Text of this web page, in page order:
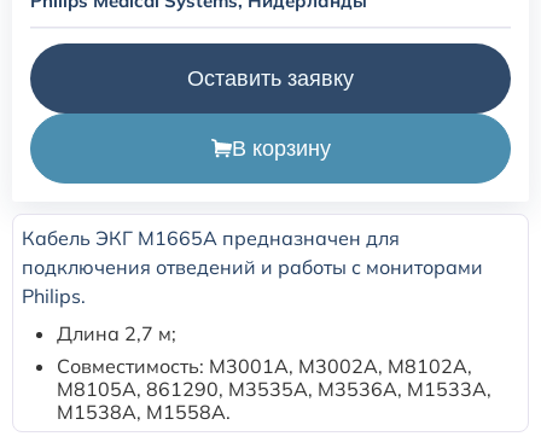
Оставить заявку
В корзину
Кабель ЭКГ M1665A предназначен для
подключения отведений и работы с мониторами
Philips.
Длина 2,7 м;
Совместимость: M3001A, M3002A, M8102A,
M8105A, 861290, M3535A, M3536A, M1533A,
M1538A, M1558A.
Расходные материалы к аппаратам ИВЛ Hamilton
Расходные материалы к аппаратам ИВЛ Mindray
Расходные материалы к аппаратам ИВЛ Drager
Расходные материалы к аппаратам Comen
Расходные материалы для ИВЛ Puritan Bennett
Расходные материалы к аппаратам Philips